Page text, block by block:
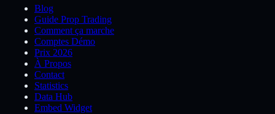
Blog
Guide Prop Trading
Comment ça marche
Comptes Démo
Prix 2026
À Propos
Contact
Statistics
Data Hub
Embed Widget